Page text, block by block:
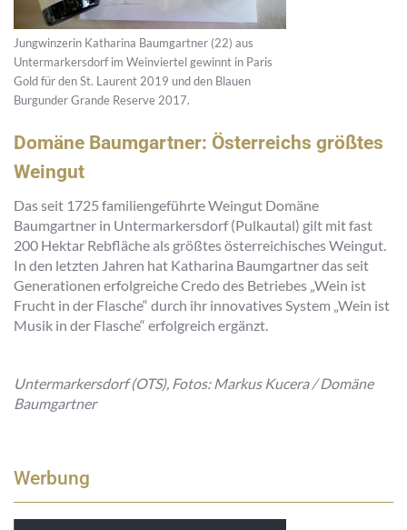
Jungwinzerin Katharina Baumgartner (22) aus
Untermarkersdorf im Weinviertel gewinnt in Paris
Gold für den St. Laurent 2019 und den Blauen
Burgunder Grande Reserve 2017.
Domäne Baumgartner: Österreichs größtes
Weingut
Das seit 1725 familiengeführte Weingut Domäne
Baumgartner in Untermarkersdorf (Pulkautal) gilt mit fast
200 Hektar Rebfläche als größtes österreichisches Weingut.
In den letzten Jahren hat Katharina Baumgartner das seit
Generationen erfolgreiche Credo des Betriebes „Wein ist
Frucht in der Flasche“ durch ihr innovatives System „Wein ist
Musik in der Flasche“ erfolgreich ergänzt.
Untermarkersdorf (OTS), Fotos: Markus Kucera / Domäne
Baumgartner
Werbung